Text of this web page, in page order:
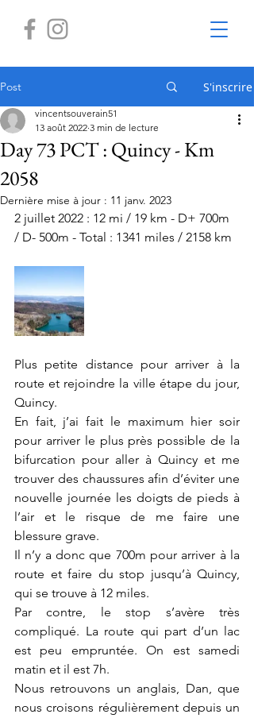
Post S'inscrire
Day 73 PCT : Quincy - Km
2058
vincentsouverain51
13 août 2022 3 min de lecture
Dernière mise à jour : 11 janv. 2023
2 juillet 2022 : 12 mi / 19 km - D+ 700m
/ D- 500m - Total : 1341 miles / 2158 km
Plus petite distance pour arriver à la
route et rejoindre la ville étape du jour,
Quincy.
En fait, j’ai fait le maximum hier soir
pour arriver le plus près possible de la
bifurcation pour aller à Quincy et me
trouver des chaussures afin d’éviter une
nouvelle journée les doigts de pieds à
l’air et le risque de me faire une
blessure grave.
Il n’y a donc que 700m pour arriver à la
route et faire du stop jusqu’à Quincy,
qui se trouve à 12 miles.
Par contre, le stop s’avère très
compliqué. La route qui part d’un lac
est peu empruntée. On est samedi
matin et il est 7h.
Nous retrouvons un anglais, Dan, que
nous croisons régulièrement depuis un